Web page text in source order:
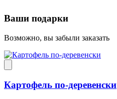
Ваши подарки
Возможно, вы забыли заказать
Картофель по-деревенски